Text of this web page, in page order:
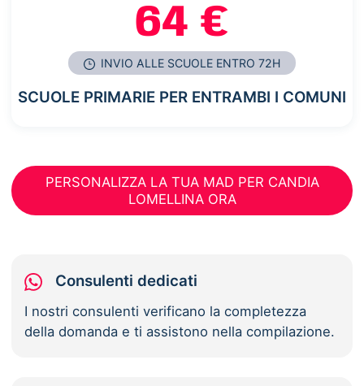
64 €
INVIO ALLE SCUOLE ENTRO 72H
SCUOLE PRIMARIE PER ENTRAMBI I COMUNI
PERSONALIZZA LA TUA MAD PER CANDIA
LOMELLINA ORA
Consulenti dedicati
I nostri consulenti verificano la completezza
della domanda e ti assistono nella compilazione.